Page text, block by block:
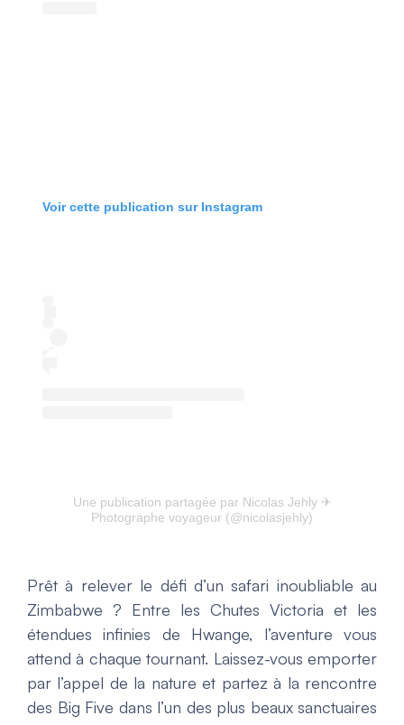
Voir cette publication sur Instagram
Une publication partagée par Nicolas Jehly ✈︎
Photographe voyageur (@nicolasjehly)
Prêt à relever le défi d’un safari inoubliable au
Zimbabwe ? Entre les Chutes Victoria et les
étendues infinies de Hwange, l’aventure vous
attend à chaque tournant. Laissez-vous emporter
par l’appel de la nature et partez à la rencontre
des Big Five dans l’un des plus beaux sanctuaires